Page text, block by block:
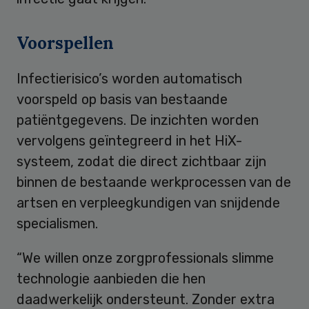
Voorspellen
Infectierisico’s worden automatisch
voorspeld op basis van bestaande
patiëntgegevens. De inzichten worden
vervolgens geïntegreerd in het HiX-
systeem, zodat die direct zichtbaar zijn
binnen de bestaande werkprocessen van de
artsen en verpleegkundigen van snijdende
specialismen.
“We willen onze zorgprofessionals slimme
technologie aanbieden die hen
daadwerkelijk ondersteunt. Zonder extra